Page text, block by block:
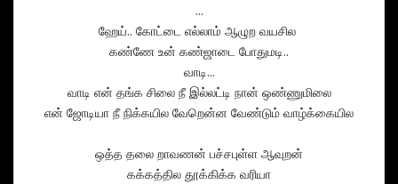
...
ஹேய்.. கோட்டை எல்லாம் ஆழுற வயசில
கண்ணே உன் கண்ஜாடை போதுமடி..
வாடி...
வாடி என் தங்க சிலை நீ இல்லட்டி நான் ஒண்ணுமிலை
என் ஜோடியா நீ நிக்கயில வேறென்ன வேண்டும் வாழ்க்கையில
ஒத்த தலை றாவணன் பச்சபுள்ள ஆவுறன்
கக்கத்தில தூக்கிக்க வரியா